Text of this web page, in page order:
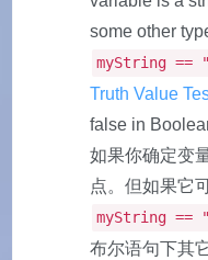
some other
myString ==
Truth Value
false in
如果你确定变
点。但如果它
myString ==
布尔语句下其